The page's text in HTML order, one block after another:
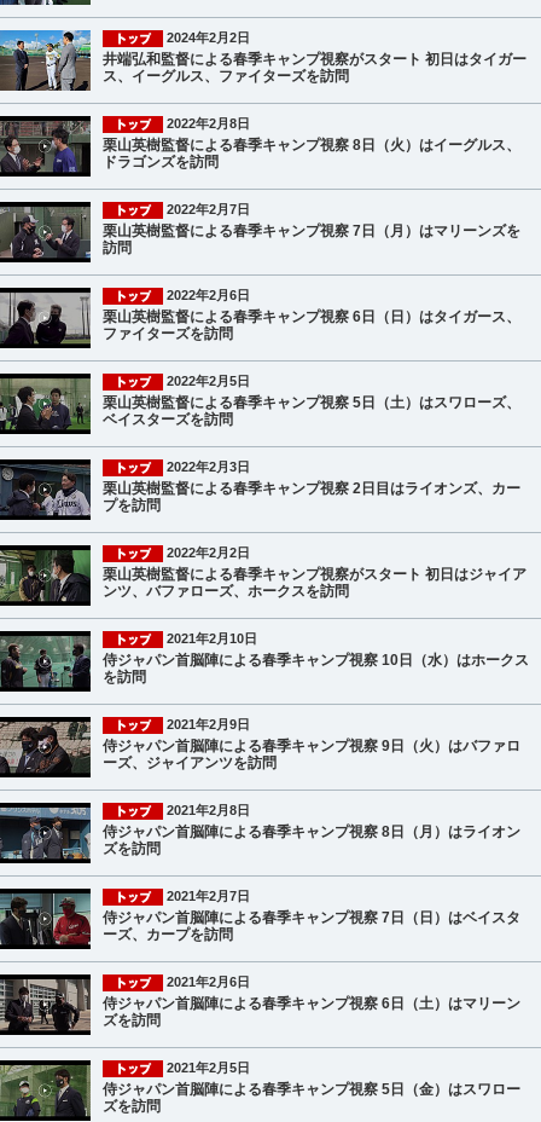
2024年2月2日
井端弘和監督による春季キャンプ視察がスタート 初日はタイガー
ス、イーグルス、ファイターズを訪問
2022年2月8日
栗山英樹監督による春季キャンプ視察 8日（火）はイーグルス、
ドラゴンズを訪問
2022年2月7日
栗山英樹監督による春季キャンプ視察 7日（月）はマリーンズを
訪問
2022年2月6日
栗山英樹監督による春季キャンプ視察 6日（日）はタイガース、
ファイターズを訪問
2022年2月5日
栗山英樹監督による春季キャンプ視察 5日（土）はスワローズ、
ベイスターズを訪問
2022年2月3日
栗山英樹監督による春季キャンプ視察 2日目はライオンズ、カー
プを訪問
2022年2月2日
栗山英樹監督による春季キャンプ視察がスタート 初日はジャイア
ンツ、バファローズ、ホークスを訪問
2021年2月10日
侍ジャパン首脳陣による春季キャンプ視察 10日（水）はホークス
を訪問
2021年2月9日
侍ジャパン首脳陣による春季キャンプ視察 9日（火）はバファロ
ーズ、ジャイアンツを訪問
2021年2月8日
侍ジャパン首脳陣による春季キャンプ視察 8日（月）はライオン
ズを訪問
2021年2月7日
侍ジャパン首脳陣による春季キャンプ視察 7日（日）はベイスタ
ーズ、カープを訪問
2021年2月6日
侍ジャパン首脳陣による春季キャンプ視察 6日（土）はマリーン
ズを訪問
2021年2月5日
侍ジャパン首脳陣による春季キャンプ視察 5日（金）はスワロー
ズを訪問